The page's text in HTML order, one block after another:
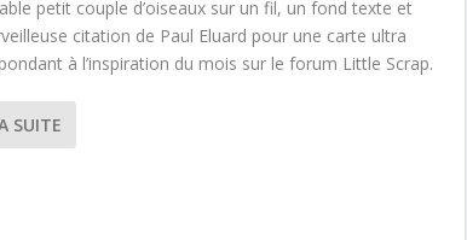
petit couple d’oiseaux sur un fil, un fond texte et
citation de Paul Eluard pour une carte ultra
à l’inspiration du mois sur le forum Little Scrap.
SUITE